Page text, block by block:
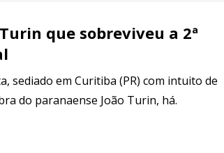
que sobreviveu a 2ª
sediado em Curitiba (PR) com intuito de
do paranaense João Turin, há.